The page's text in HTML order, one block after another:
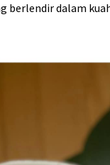
berlendir dalam